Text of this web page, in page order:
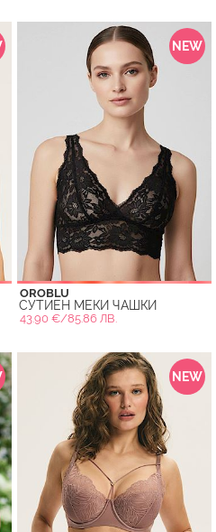
NEW
OROBLU
СУТИЕН МЕКИ ЧАШКИ
43.90 €/85.86 ЛВ.
NEW